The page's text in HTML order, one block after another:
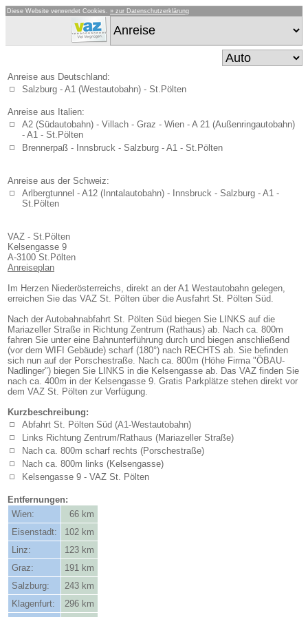
Diese Website verwendet Cookies. » zur Datenschutzerklärung
Anreise aus Deutschland:
Salzburg - A1 (Westautobahn) - St.Pölten
Anreise aus Italien:
A2 (Südautobahn) - Villach - Graz - Wien - A 21 (Außenringautobahn)
- A1 - St.Pölten
Brennerpaß - Innsbruck - Salzburg - A1 - St.Pölten
Anreise aus der Schweiz:
Arlbergtunnel - A12 (Inntalautobahn) - Innsbruck - Salzburg - A1 -
St.Pölten
VAZ - St.Pölten
Kelsengasse 9
A-3100 St.Pölten
Anreiseplan
Im Herzen Niederösterreichs, direkt an der A1 Westautobahn gelegen,
erreichen Sie das VAZ St. Pölten über die Ausfahrt St. Pölten Süd.
Nach der Autobahnabfahrt St. Pölten Süd biegen Sie LINKS auf die
Mariazeller Straße in Richtung Zentrum (Rathaus) ab. Nach ca. 800m
fahren Sie unter eine Bahnunterführung durch und biegen anschließend
(vor dem WIFI Gebäude) scharf (180°) nach RECHTS ab. Sie befinden
sich nun auf der Porschestraße. Nach ca. 800m (Höhe Firma "ÖBAU-
Nadlinger") biegen Sie LINKS in die Kelsengasse ab. Das VAZ finden Sie
nach ca. 400m in der Kelsengasse 9. Gratis Parkplätze stehen direkt vor
dem VAZ St. Pölten zur Verfügung.
Kurzbeschreibung:
Abfahrt St. Pölten Süd (A1-Westautobahn)
Links Richtung Zentrum/Rathaus (Mariazeller Straße)
Nach ca. 800m scharf rechts (Porschestraße)
Nach ca. 800m links (Kelsengasse)
Kelsengasse 9 - VAZ St. Pölten
Entfernungen:
Wien:
66 km
Eisenstadt:
102 km
Linz:
123 km
Graz:
191 km
Salzburg:
243 km
Klagenfurt:
296 km